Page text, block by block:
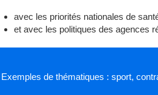
avec les priorités nationales de
et avec les politiques des agences
Exemples de thématiques : sport,